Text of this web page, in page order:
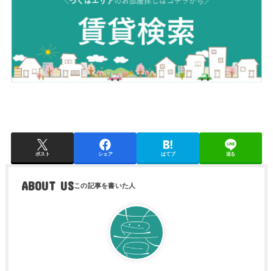
ポスト シェア はてブ 送る
ABOUT US